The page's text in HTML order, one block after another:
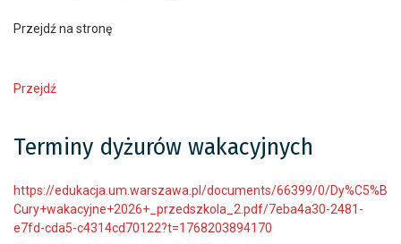
Przejdź na stronę
Przejdź
Terminy dyżurów wakacyjnych
https://edukacja.um.warszawa.pl/documents/66399/0/Dy%C5%B
Cury+wakacyjne+2026+_przedszkola_2.pdf/7eba4a30-2481-
e7fd-cda5-c4314cd70122?t=1768203894170